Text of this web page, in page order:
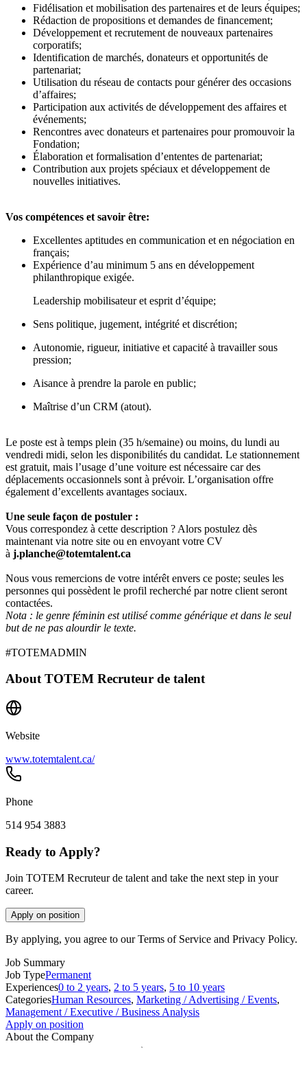
Fidélisation et mobilisation des partenaires et de leurs équipes;
Rédaction de propositions et demandes de financement;
Développement et recrutement de nouveaux partenaires
corporatifs;
Identification de marchés, donateurs et opportunités de
partenariat;
Utilisation du réseau de contacts pour générer des occasions
d’affaires;
Participation aux activités de développement des affaires et
événements;
Rencontres avec donateurs et partenaires pour promouvoir la
Fondation;
Élaboration et formalisation d’ententes de partenariat;
Contribution aux projets spéciaux et développement de
nouvelles initiatives.
Vos compétences et savoir être:
Excellentes aptitudes en communication et en négociation en
français;
Expérience d’au minimum 5 ans en développement
philanthropique exigée.
Leadership mobilisateur et esprit d’équipe;
Sens politique, jugement, intégrité et discrétion;
Autonomie, rigueur, initiative et capacité à travailler sous
pression;
Aisance à prendre la parole en public;
Maîtrise d’un CRM (atout).
Le poste est à temps plein (35 h/semaine) ou moins, du lundi au
vendredi midi, selon les disponibilités du candidat. Le stationnement
est gratuit, mais l’usage d’une voiture est nécessaire car des
déplacements occasionnels sont à prévoir. L’organisation offre
également d’excellents avantages sociaux.
Une seule façon de postuler :
Vous correspondez à cette description ? Alors postulez dès
maintenant via notre site ou en envoyant votre CV
à j.planche@totemtalent.ca
Nous vous remercions de votre intérêt envers ce poste; seules les
personnes qui possèdent le profil recherché par notre client seront
contactées.
Nota : le genre féminin est utilisé comme générique et dans le seul
but de ne pas alourdir le texte.
#TOTEMADMIN
About TOTEM Recruteur de talent
Website
www.totemtalent.ca/
Phone
514 954 3883
Ready to Apply?
Join TOTEM Recruteur de talent and take the next step in your
career.
Apply on position
By applying, you agree to our Terms of Service and Privacy Policy.
Job Summary
Job TypePermanent
Experiences0 to 2 years, 2 to 5 years, 5 to 10 years
CategoriesHuman Resources, Marketing / Advertising / Events,
Management / Executive / Business Analysis
Apply on position
About the Company